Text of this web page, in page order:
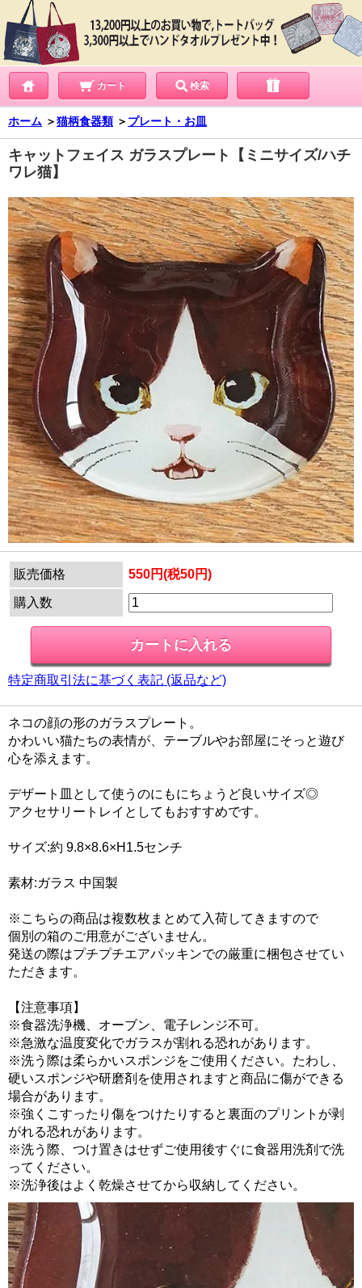
カート 検索
ホーム ＞猫柄食器類 ＞ プレート・お皿
キャットフェイス ガラスプレート【ミニサイズ/ハチ
ワレ猫】
販売価格 550円(税50円)
購入数
特定商取引法に基づく表記 (返品など)
ネコの顔の形のガラスプレート。
かわいい猫たちの表情が、テーブルやお部屋にそっと遊び
心を添えます。
デザート皿として使うのにもにちょうど良いサイズ◎
アクセサリートレイとしてもおすすめです。
サイズ:約 9.8×8.6×H1.5センチ
素材:ガラス 中国製
※こちらの商品は複数枚まとめて入荷してきますので
個別の箱のご用意がございません。
発送の際はプチプチエアパッキンでの厳重に梱包させてい
ただきます。
【注意事項】
※食器洗浄機、オーブン、電子レンジ不可。
※急激な温度変化でガラスが割れる恐れがあります。
※洗う際は柔らかいスポンジをご使用ください。たわし、
硬いスポンジや研磨剤を使用されますと商品に傷ができる
場合があります。
※強くこすったり傷をつけたりすると裏面のプリントが剥
がれる恐れがあります。
※洗う際、つけ置きはせずご使用後すぐに食器用洗剤で洗
ってください。
※洗浄後はよく乾燥させてから収納してください。